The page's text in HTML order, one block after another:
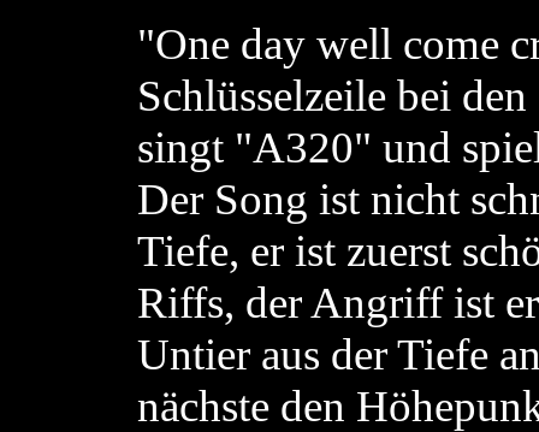
"One day well come
Schlüsselzeile bei
singt "A320" und
Der Song ist nicht
Tiefe, er ist zuerst
Riffs, der Angriff ist
Untier aus der Tiefe
nächste den